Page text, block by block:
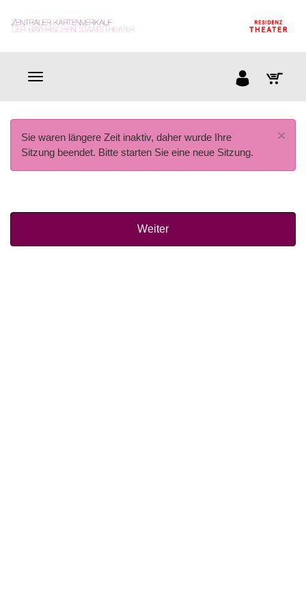
×
Sie waren längere Zeit inaktiv, daher wurde Ihre
Sitzung beendet. Bitte starten Sie eine neue Sitzung.
Weiter